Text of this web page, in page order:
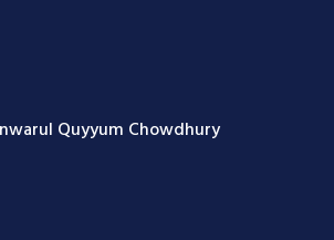
Quyyum Chowdhury